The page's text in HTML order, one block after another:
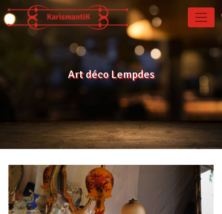
Panneau de gestion des cookies
Art déco Lempdes